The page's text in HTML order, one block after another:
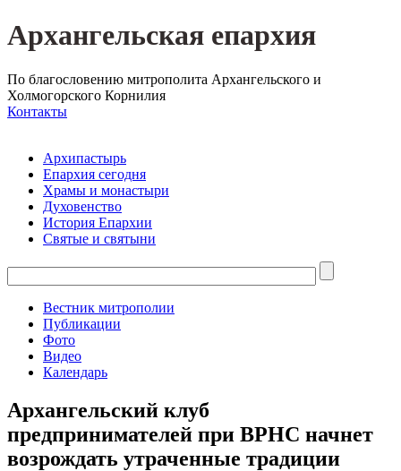
Архангельская епархия
По благословению митрополита Архангельского и
Холмогорского Корнилия
Контакты
Архипастырь
Епархия сегодня
Храмы и монастыри
Духовенство
История Епархии
Святые и святыни
Вестник митрополии
Публикации
Фото
Видео
Календарь
Архангельский клуб
предпринимателей при ВРНС начнет
возрождать утраченные традиции